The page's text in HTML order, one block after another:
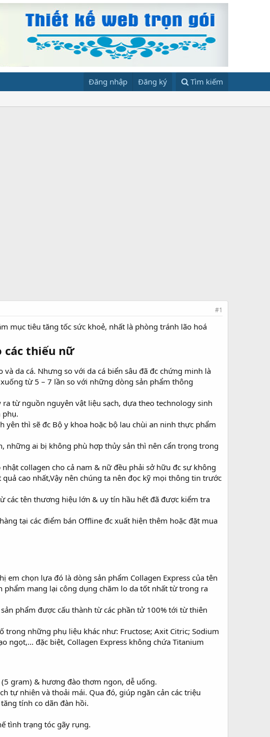
Đăng nhập Đăng ký Tìm kiếm
#1
mục tiêu tăng tốc sức khoẻ, nhất là phòng tránh lão hoá
các thiếu nữ
da cá. Nhưng so với da cá biển sâu đã đc chứng minh là
từ 5 – 7 lần so với những dòng sản phẩm thông
từ nguồn nguyên vật liệu sạch, dựa theo technology sinh
phụ.
thì sẽ đc Bộ y khoa hoặc bộ lau chùi an ninh thực phẩm
những ai bị không phù hợp thủy sản thì nên cẩn trọng trong
collagen cho cả nam & nữ đều phải sở hữu đc sự không
cao nhất,Vậy nên chúng ta nên đọc kỹ mọi thông tin trước
các tên thương hiệu lớn & uy tín hầu hết đã được kiểm tra
tại các điểm bán Offline đc xuất hiện thêm hoặc đặt mua
chọn lựa đó là dòng sản phẩm Collagen Express của tên
mang lại công dụng chăm lo da tốt nhất từ trong ra
phẩm được cấu thành từ các phần tử 100% tới từ thiên
trong những phụ liệu khác như: Fructose; Axit Citric; Sodium
ngọt,… đặc biệt, Collagen Express không chứa Titanium
gram) & hương đào thơm ngon, dễ uống.
tự nhiên và thoải mái. Qua đó, giúp ngăn cản các triệu
tính co dãn đàn hồi.
tình trạng tóc gãy rụng.